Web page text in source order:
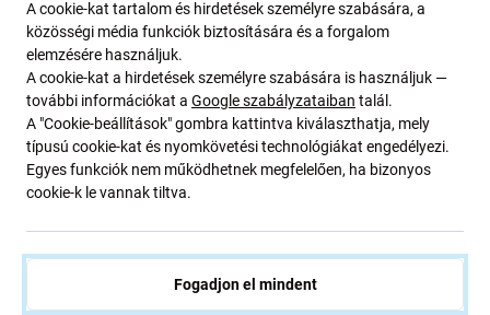
2 400 Ft
RENDELÉSRE
2 000 Ft
-80 %
A cookie-kat tartalom és hirdetések személyre szabására, a
közösségi média funkciók biztosítására és a forgalom
elemzésére használjuk.
A cookie-kat a hirdetések személyre szabására is használjuk —
további információkat a Google szabályzataiban talál.
A "Cookie-beállítások" gombra kattintva kiválaszthatja, mely
típusú cookie-kat és nyomkövetési technológiákat engedélyezi.
Egyes funkciók nem működhetnek megfelelően, ha bizonyos
cookie-k le vannak tiltva.
Fogadjon el mindent